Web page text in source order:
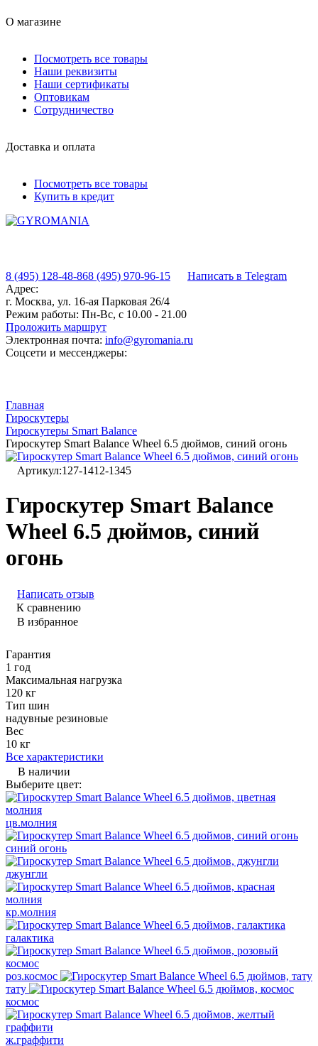
О магазине
Посмотреть все товары
Наши реквизиты
Наши сертификаты
Оптовикам
Сотрудничество
Доставка и оплата
Посмотреть все товары
Купить в кредит
8 (495) 128-48-868 (495) 970-96-15
Написать в Telegram
Адрес:
г. Москва, ул. 16-ая Парковая 26/4
Режим работы: Пн-Вс, с 10.00 - 21.00
Проложить маршрут
Электронная почта: info@gyromania.ru
Соцсети и мессенджеры:
Главная
Гироскутеры
Гироскутеры Smart Balance
Гироскутер Smart Balance Wheel 6.5 дюймов, синий огонь
Артикул:127-1412-1345
Гироскутер Smart Balance
Wheel 6.5 дюймов, синий
огонь
Написать отзыв
К сравнению
В избранное
Гарантия
1 год
Максимальная нагрузка
120 кг
Тип шин
надувные резиновые
Вес
10 кг
Все характеристики
В наличии
Выберите цвет:
цв.молния
синий огонь
джунгли
кр.молния
галактика
роз.космос
тату
космос
ж.граффити